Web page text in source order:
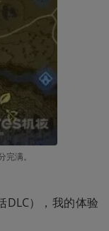
满。
DLC），我的体验